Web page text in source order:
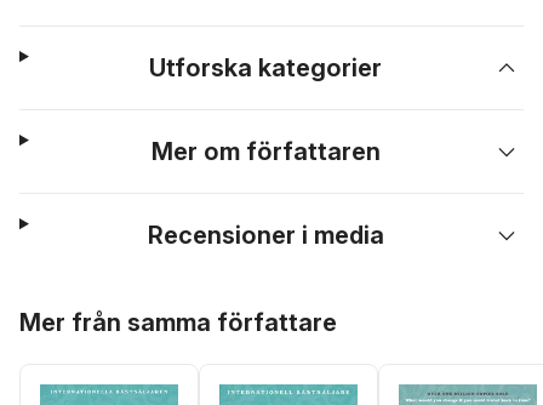
Utforska kategorier
Mer om författaren
Recensioner i media
Mer från samma författare